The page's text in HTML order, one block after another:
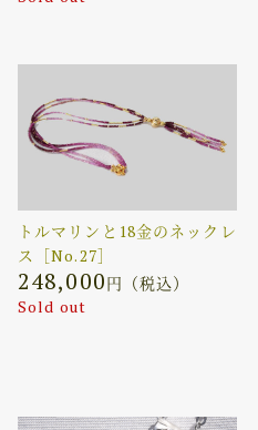
トルマリンと18金のネックレ
ス［No.27］
248,000円（税込）
Sold out